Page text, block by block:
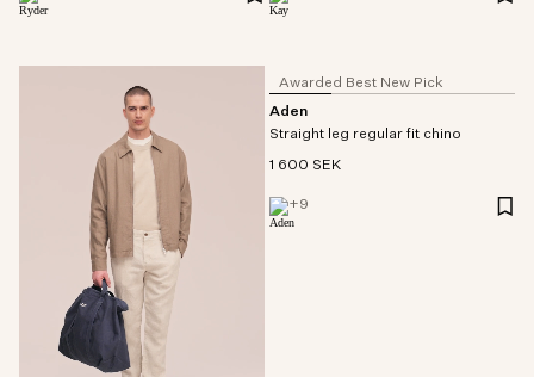
Awarded Best New Pick
Aden
Straight leg regular fit chino
1 600 SEK
+9